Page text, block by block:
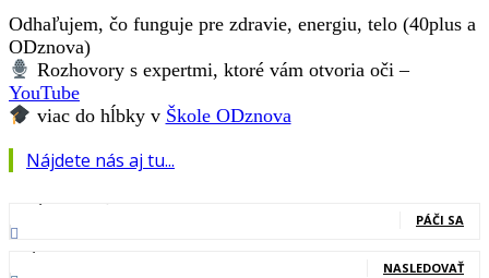
Odhaľujem, čo funguje pre zdravie, energiu, telo (40plus a
ODznova)
Rozhovory s expertmi, ktoré vám otvoria oči –
YouTube
viac do hĺbky v Škole ODznova
Nájdete nás aj tu...
PÁČI SA
NASLEDOVAŤ